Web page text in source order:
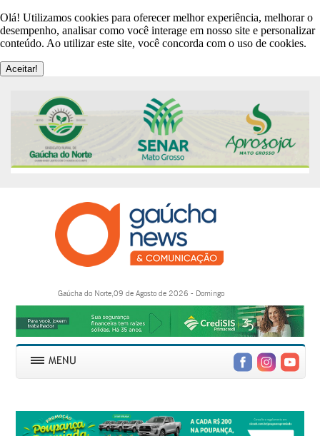
Olá! Utilizamos cookies para oferecer melhor experiência, melhorar o
desempenho, analisar como você interage em nosso site e personalizar
conteúdo. Ao utilizar este site, você concorda com o uso de cookies.
Aceitar!
Gaúcha do Norte,09 de Agosto de 2026 - Domingo